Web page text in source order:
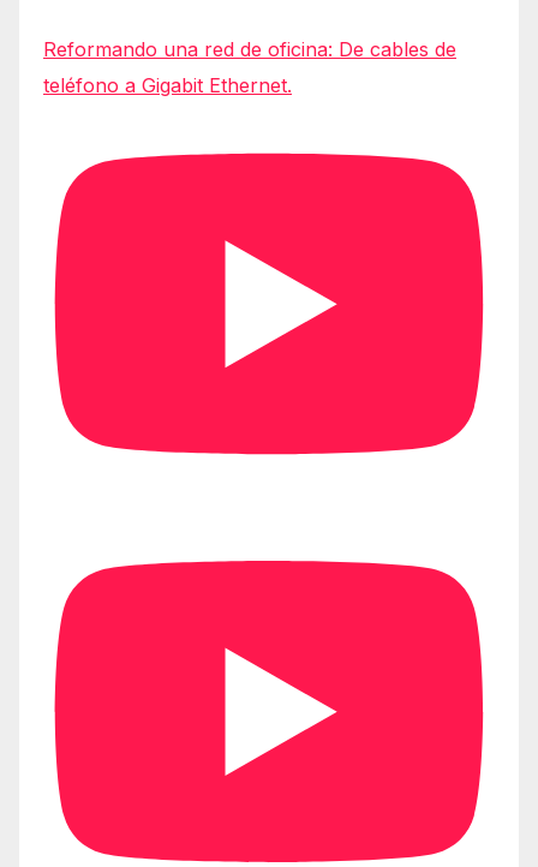
Reformando una red de oficina: De cables de
teléfono a Gigabit Ethernet.